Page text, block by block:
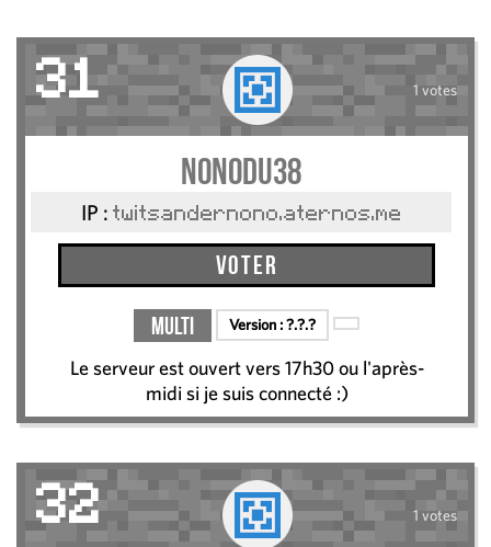
31 1 votes
Nonodu38
IP : twitsandernono.aternos.me
Voter
Multi Version :?.?.?
Le serveur est ouvert vers 17h30 ou l'après-
midi si je suis connecté :)
32 1 votes